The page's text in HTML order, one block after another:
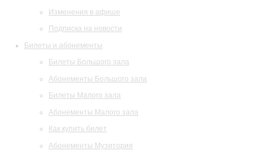
Изменения в афише
Подписка на новости
Билеты и абонементы
Билеты Большого зала
Абонементы Большого зала
Билеты Малого зала
Абонементы Малого зала
Как купить билет
Абонементы Музитория